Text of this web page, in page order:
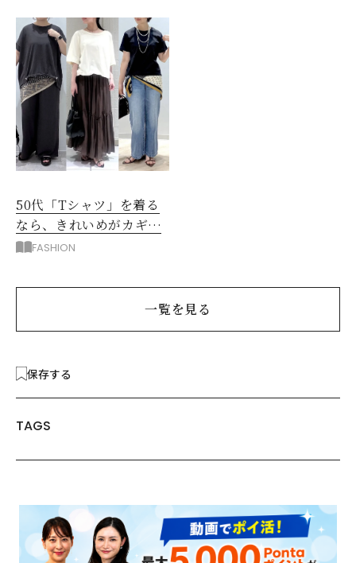
50代「Tシャツ」を着る
なら、きれいめがカギ！
部屋着に見えないコツ
FASHION
一覧を見る
保存する
TAGS